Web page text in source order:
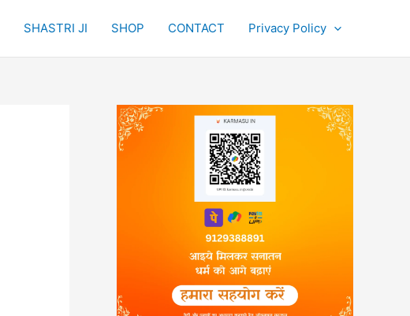
SHASTRI JI SHOP CONTACT Privacy Policy